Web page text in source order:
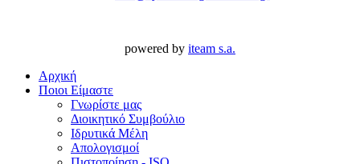
powered by iteam s.a.
Αρχική
Ποιοι Είμαστε
Γνωρίστε μας
Διοικητικό Συμβούλιο
Ιδρυτικά Μέλη
Απολογισμοί